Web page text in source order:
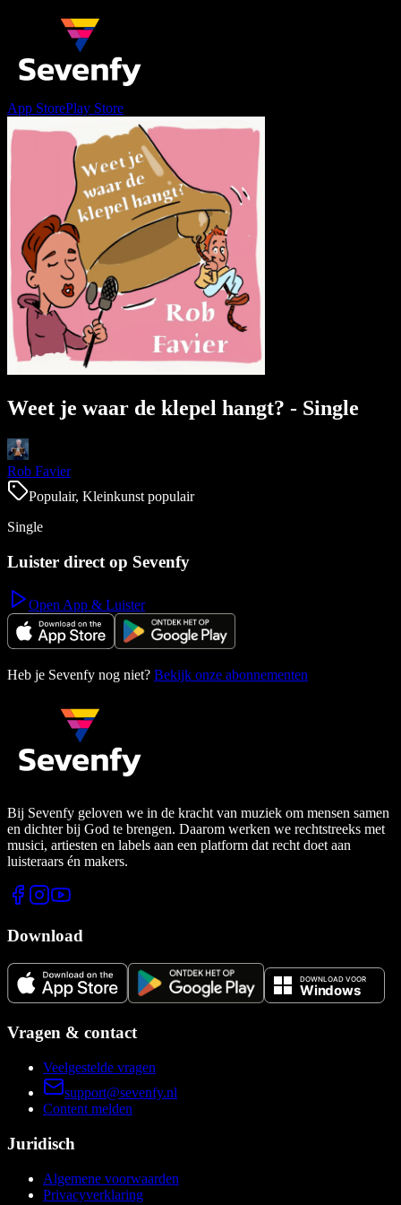
App StorePlay Store
Weet je waar de klepel hangt? - Single
Rob Favier
Populair, Kleinkunst populair
Single
Luister direct op Sevenfy
Open App & Luister
Heb je Sevenfy nog niet? Bekijk onze abonnementen
Bij Sevenfy geloven we in de kracht van muziek om mensen samen
en dichter bij God te brengen. Daarom werken we rechtstreeks met
musici, artiesten en labels aan een platform dat recht doet aan
luisteraars én makers.
Download
Vragen & contact
Veelgestelde vragen
support@sevenfy.nl
Content melden
Juridisch
Algemene voorwaarden
Privacyverklaring